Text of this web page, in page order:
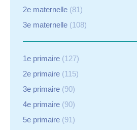
2e maternelle (81)
3e maternelle (108)
1e primaire (127)
2e primaire (115)
3e primaire (90)
4e primaire (90)
5e primaire (91)